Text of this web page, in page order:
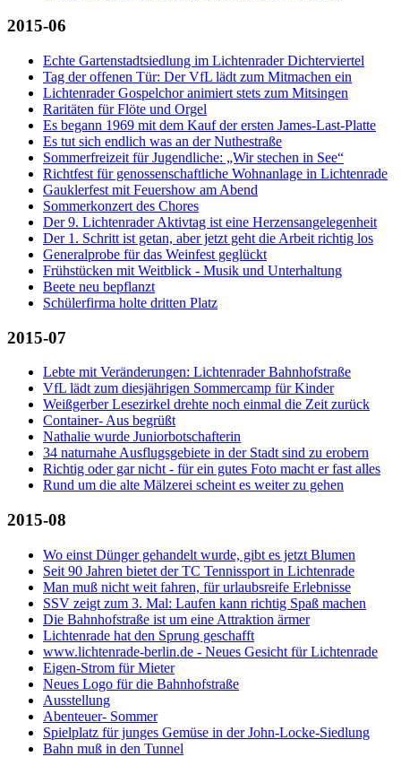
2015-06
Echte Gartenstadtsiedlung im Lichtenrader Dichterviertel
Tag der offenen Tür: Der VfL lädt zum Mitmachen ein
Lichtenrader Gospelchor animiert stets zum Mitsingen
Raritäten für Flöte und Orgel
Es begann 1969 mit dem Kauf der ersten James-Last-Platte
Es tut sich endlich was an der Nuthestraße
Sommerfreizeit für Jugendliche: „Wir stechen in See“
Richtfest für genossenschaftliche Wohnanlage in Lichtenrade
Gauklerfest mit Feuershow am Abend
Sommerkonzert des Chores
Der 9. Lichtenrader Aktivtag ist eine Herzensangelegenheit
Der 1. Schritt ist getan, aber jetzt geht die Arbeit richtig los
Generalprobe für das Weinfest geglückt
Frühstücken mit Weitblick - Musik und Unterhaltung
Beete neu bepflanzt
Schülerfirma holte dritten Platz
2015-07
Lebte mit Veränderungen: Lichtenrader Bahnhofstraße
VfL lädt zum diesjährigen Sommercamp für Kinder
Weißgerber Lesezirkel drehte noch einmal die Zeit zurück
Container- Aus begrüßt
Nathalie wurde Juniorbotschafterin
34 naturnahe Ausflugsgebiete in der Stadt sind zu erobern
Richtig oder gar nicht - für ein gutes Foto macht er fast alles
Rund um die alte Mälzerei scheint es weiter zu gehen
2015-08
Wo einst Dünger gehandelt wurde, gibt es jetzt Blumen
Seit 90 Jahren bietet der TC Tennissport in Lichtenrade
Man muß nicht weit fahren, für urlaubsreife Erlebnisse
SSV zeigt zum 3. Mal: Laufen kann richtig Spaß machen
Die Bahnhofstraße ist um eine Attraktion ärmer
Lichtenrade hat den Sprung geschafft
www.lichtenrade-berlin.de - Neues Gesicht für Lichtenrade
Eigen-Strom für Mieter
Neues Logo für die Bahnhofstraße
Ausstellung
Abenteuer- Sommer
Spielplatz für junges Gemüse in der John-Locke-Siedlung
Bahn muß in den Tunnel